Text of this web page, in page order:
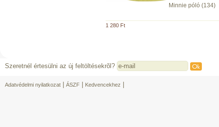
Minnie póló (134)
1 280 Ft
Szeretnél értesülni az új feltöltésekrõl?
Adatvédelmi nyilatkozat ÁSZF Kedvencekhez